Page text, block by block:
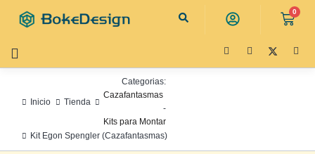
0
Inicio Tienda
Categorias:
Cazafantasmas
-
Kits para Montar
Kit Egon Spengler (Cazafantasmas)